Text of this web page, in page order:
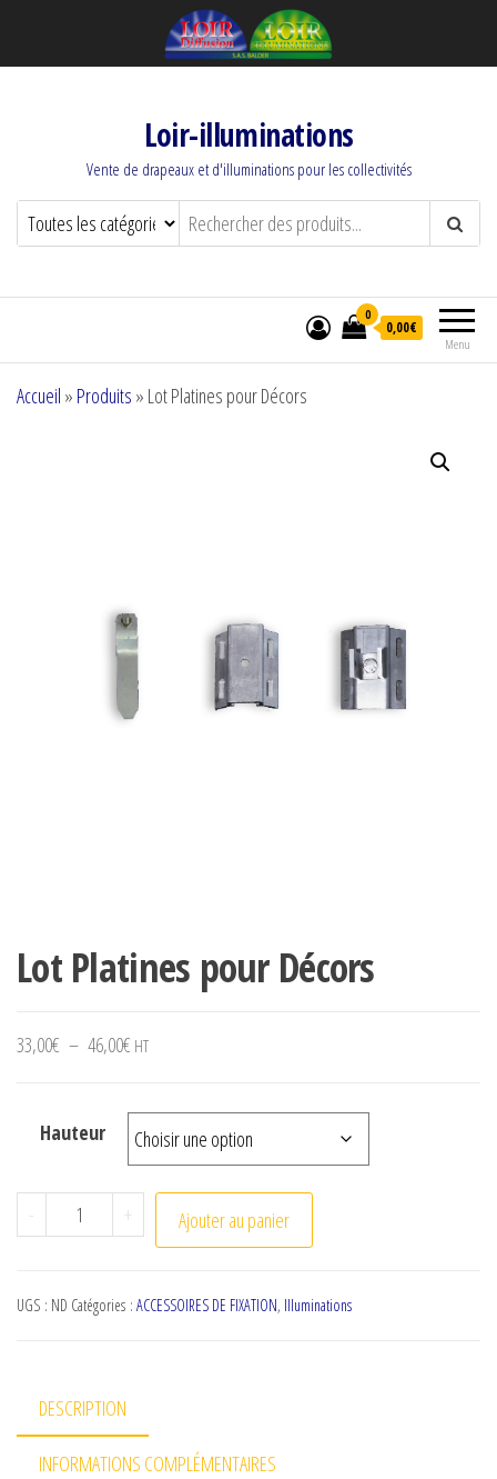
Loir-illuminations
Vente de drapeaux et d'illuminations pour les collectivités
Menu
0
0,00€
Accueil » Produits » Lot Platines pour Décors
Lot Platines pour Décors
33,00€ – 46,00€ Plage de prix : 33,00€ à 46,00€
HT
Hauteur
- quantité de Lot Platines pour Décors
+ Ajouter au panier
UGS : ND Catégories : ACCESSOIRES DE FIXATION, Illuminations
DESCRIPTION
INFORMATIONS COMPLÉMENTAIRES